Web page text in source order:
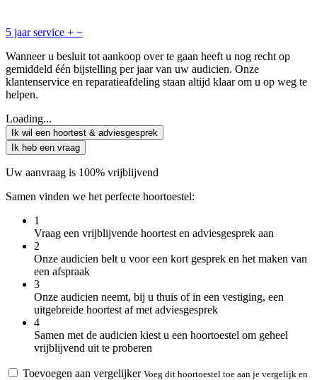
5 jaar service + −
Wanneer u besluit tot aankoop over te gaan heeft u nog recht op
gemiddeld één bijstelling per jaar van uw audicien. Onze
klantenservice en reparatieafdeling staan altijd klaar om u op weg te
helpen.
Loading...
Ik wil een hoortest & adviesgesprek
Ik heb een vraag
Uw aanvraag is 100% vrijblijvend
Samen vinden we het perfecte hoortoestel:
1
Vraag een vrijblijvende hoortest en adviesgesprek aan
2
Onze audicien belt u voor een kort gesprek en het maken van
een afspraak
3
Onze audicien neemt, bij u thuis of in een vestiging, een
uitgebreide hoortest af met adviesgesprek
4
Samen met de audicien kiest u een hoortoestel om geheel
vrijblijvend uit te proberen
Toevoegen aan vergelijker Voeg dit hoortoestel toe aan je vergelijk en